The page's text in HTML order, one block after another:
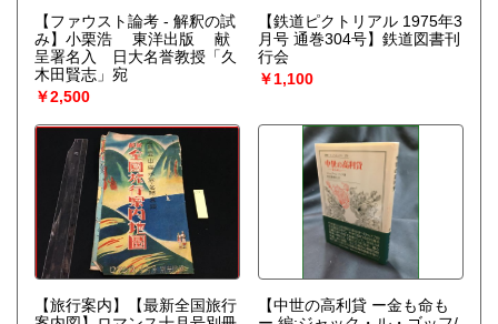
【ファウスト論考 - 解釈の試
み】小栗浩 東洋出版 献
呈署名入 日大名誉教授「久
木田賢志」宛
￥2,500
【鉄道ピクトリアル 1975年3
月号 通巻304号】鉄道図書刊
行会
￥1,100
【旅行案内】【最新全国旅行
【中世の高利貸 ー金も命も